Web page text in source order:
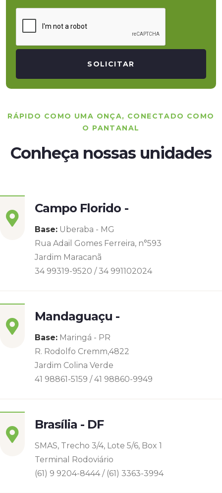
SOLICITAR
RÁPIDO COMO UMA ONÇA, CONECTADO COMO
O PANTANAL
Conheça nossas unidades
Campo Florido -
Base: Uberaba - MG
Rua Adail Gomes Ferreira, n°593
Jardim Maracanã
34 99319-9520 / 34 991102024
Mandaguaçu -
Base: Maringá - PR
R. Rodolfo Cremm,4822
Jardim Colina Verde
41 98861-5159 / 41 98860-9949
Brasília - DF
SMAS, Trecho 3/4, Lote 5/6, Box 1
Terminal Rodoviário
(61) 9 9204-8444 / (61) 3363-3994